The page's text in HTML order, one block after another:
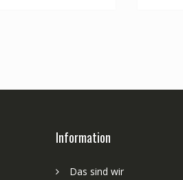
Information
Das sind wir